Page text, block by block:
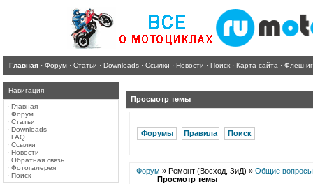
Главная · Форум · Статьи · Downloads · Ссылки · Новости · Поиск · Карта сайта · Флеш-
Навигация
· Главная
· Форум
· Статьи
· Downloads
· FAQ
· Ссылки
· Новости
· Обратная связь
· Фотогалерея
· Поиск
Просмотр темы
Форумы Правила Поиск
Форум » Ремонт (Восход, ЗиД) » Общие вопросы
Просмотр темы